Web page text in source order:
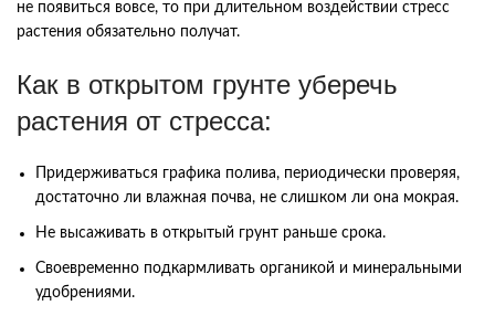
не появиться вовсе, то при длительном воздействии стресс
растения обязательно получат.
Как в открытом грунте уберечь
растения от стресса:
Придерживаться графика полива, периодически проверяя,
достаточно ли влажная почва, не слишком ли она мокрая.
Не высаживать в открытый грунт раньше срока.
Своевременно подкармливать органикой и минеральными
удобрениями.